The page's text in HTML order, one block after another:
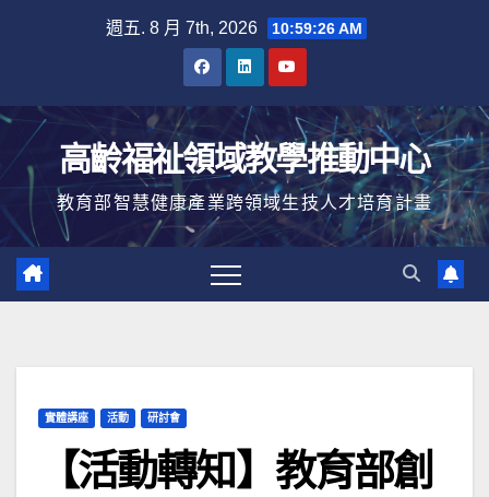
週五. 8 月 7th, 2026 10:59:27 AM
高齡福祉領域教學推動中心
教育部智慧健康產業跨領域生技人才培育計畫
實體講座 活動 研討會
【活動轉知】教育部創